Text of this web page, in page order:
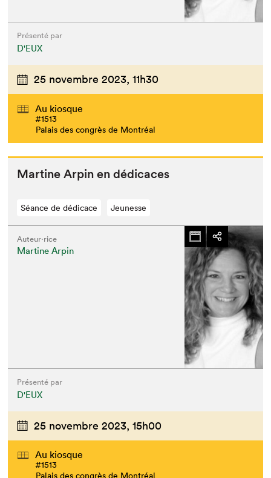
Présenté par
D'EUX
25 novembre 2023, 11h30
Au kiosque
#1513
Palais des congrès de Montréal
Mar­tine Arpin en dédicaces
Séance de dédicace Jeunesse
Auteur·rice
Martine Arpin
Présenté par
D'EUX
25 novembre 2023, 15h00
Au kiosque
#1513
Palais des congrès de Montréal